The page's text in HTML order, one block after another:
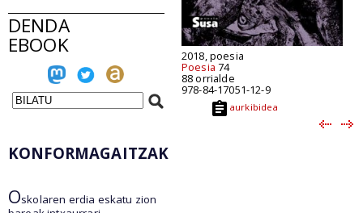
DENDA
EBOOK 2018, poesia
Poesia 74
88 orrialde
978-84-17051-12-9
aurkibidea
KONFORMAGAITZAK
Oskolaren erdia eskatu zion